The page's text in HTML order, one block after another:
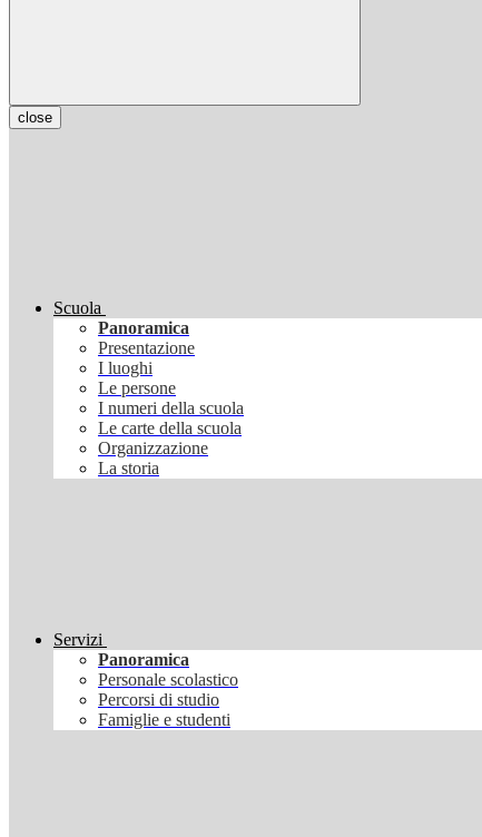
close
Scuola
Panoramica
Presentazione
I luoghi
Le persone
I numeri della scuola
Le carte della scuola
Organizzazione
La storia
Servizi
Panoramica
Personale scolastico
Percorsi di studio
Famiglie e studenti